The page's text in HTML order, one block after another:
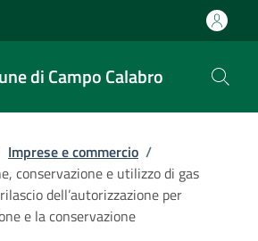
di Campo Calabro
Imprese e commercio /
conservazione e utilizzo di gas
dell’autorizzazione per
e la conservazione